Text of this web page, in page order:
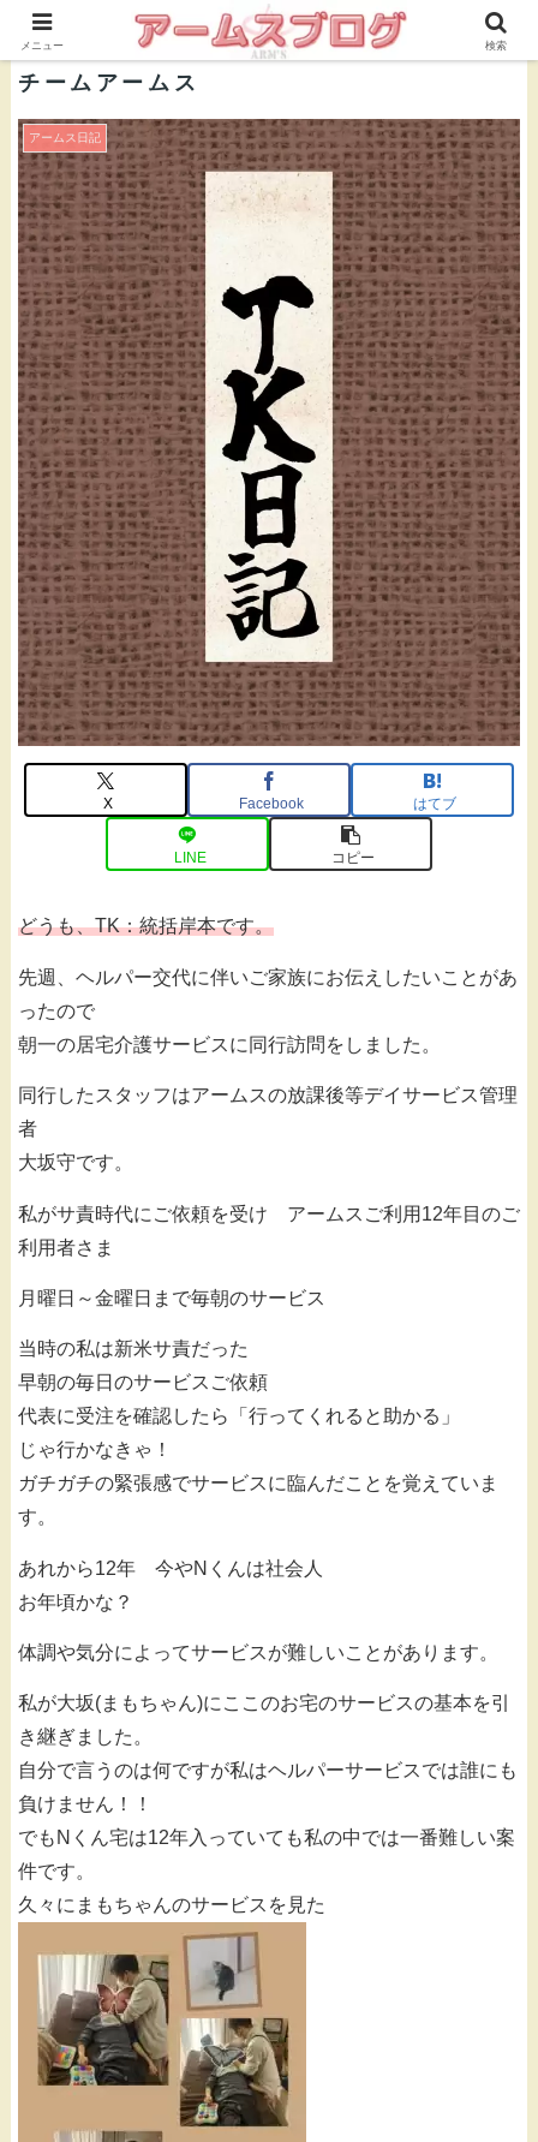
株式会社ＡＲＭ’Ｓ 公式ブログ
チームアームス
アームス日記
X Facebook はてブ
LINE コピー
どうも、TK：統括岸本です。
先週、ヘルパー交代に伴いご家族にお伝えしたいことがあ
ったので
朝一の居宅介護サービスに同行訪問をしました。
同行したスタッフはアームスの放課後等デイサービス管理
者
大坂守です。
私がサ責時代にご依頼を受け アームスご利用12年目のご
利用者さま
月曜日～金曜日まで毎朝のサービス
当時の私は新米サ責だった
早朝の毎日のサービスご依頼
代表に受注を確認したら「行ってくれると助かる」
じゃ行かなきゃ！
ガチガチの緊張感でサービスに臨んだことを覚えていま
す。
あれから12年 今やNくんは社会人
お年頃かな？
体調や気分によってサービスが難しいことがあります。
私が大坂(まもちゃん)にここのお宅のサービスの基本を引
き継ぎました。
自分で言うのは何ですが私はヘルパーサービスでは誰にも
負けません！！
でもNくん宅は12年入っていても私の中では一番難しい案
件です。
久々にまもちゃんのサービスを見た
メニュー 検索